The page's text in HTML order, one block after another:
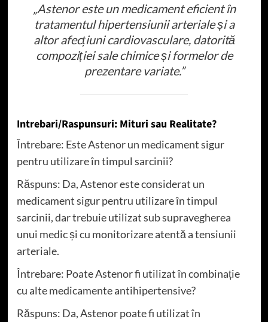
„Astenor este un medicament eficient în
tratamentul hipertensiunii arteriale și a
altor afecțiuni cardiovasculare, datorită
compoziției sale chimice și formelor de
prezentare variate.”
Intrebari/Raspunsuri: Mituri sau Realitate?
Întrebare: Este Astenor un medicament sigur
pentru utilizare în timpul sarcinii?
Răspuns: Da, Astenor este considerat un
medicament sigur pentru utilizare în timpul
sarcinii, dar trebuie utilizat sub supravegherea
unui medic și cu monitorizare atentă a tensiunii
arteriale.
Întrebare: Poate Astenor fi utilizat în combinație
cu alte medicamente antihipertensive?
Răspuns: Da, Astenor poate fi utilizat în